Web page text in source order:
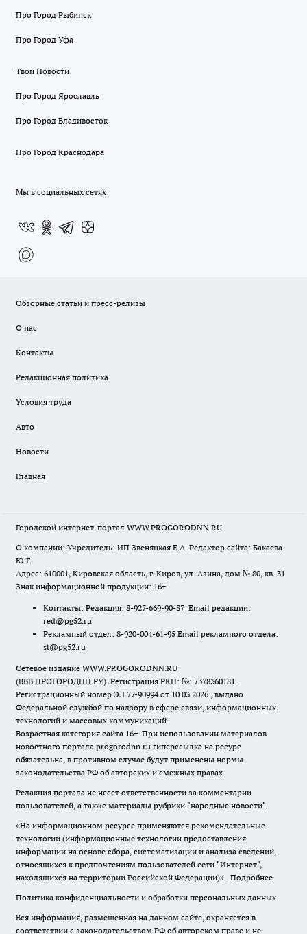
Про Город Рыбинск
Про Город Уфа
Твои Новости
Про Город Ярославль
Про Город Владивосток
Про Город Краснодара
Мы в социальных сетях
Обзорные статьи и пресс-релизы
О нас
Контакты
Редакционная политика
Условия труда
Авто
Новости
Главная
Городской интернет-портал WWW.PROGORODNN.RU
О компании: Учредитель: ИП Звеняцкая Е.А. Редактор сайта: Бакаева
Ю.Г.
Адрес: 610001, Кировская область, г. Киров, ул. Азина, дом № 80, кв. 31
Знак информационной продукции: 16+
Контакты: Редакция: 8-927-669-90-87 Email редакции:
red@pg52.ru
Рекламный отдел: 8-920-004-61-95 Email рекламного отдела:
st@pg52.ru
Сетевое издание WWW.PROGORODNN.RU
(ВВВ.ПРОГОРОДНН.РУ). Регистрация РКН: №: 7378360181.
Регистрационный номер ЭЛ 77-90994 от 10.03.2026., выдано
Федеральной службой по надзору в сфере связи, информационных
технологий и массовых коммуникаций.
Возрастная категория сайта 16+. При использовании материалов
новостного портала progorodnn.ru гиперссылка на ресурс
обязательна, в противном случае будут применены нормы
законодательства РФ об авторских и смежных правах.
Редакция портала не несет ответственности за комментарии
пользователей, а также материалы рубрики "народные новости".
«На информационном ресурсе применяются рекомендательные
технологии (информационные технологии предоставления
информации на основе сбора, систематизации и анализа сведений,
относящихся к предпочтениям пользователей сети "Интернет",
находящихся на территории Российской Федерации)». Подробнее
Политика конфиденциальности и обработки персональных данных
Вся информация, размещенная на данном сайте, охраняется в
соответствии с законодательством РФ об авторском праве и не